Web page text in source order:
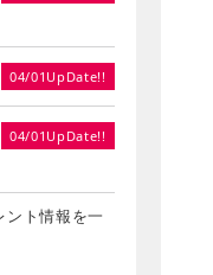
04/01UpDate!!
04/01UpDate!!
ント情報を一